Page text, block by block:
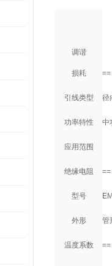
调谐
损耗 ==
引线类型 径
功率特性 中
应用范围
绝缘电阻
型号
外形 管
温度系数 ==